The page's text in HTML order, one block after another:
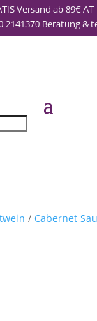
Versand ab 89€
2141370 Beratung &
/ Cabernet